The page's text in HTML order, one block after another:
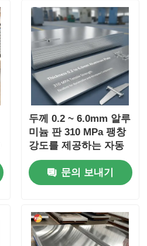
두께 0.2 ~ 6.0mm 알루
미늄 판 310 MPa 팽창
강도를 제공하는 자동
차 및 항공 우주 부품에
우수한 문의 보내기